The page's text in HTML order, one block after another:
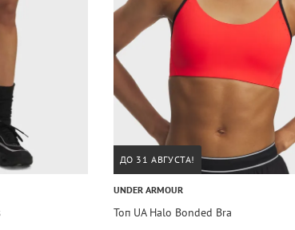
ДО 31 АВГУСТА!
UNDER ARMOUR
Топ UA Halo Bonded Bra